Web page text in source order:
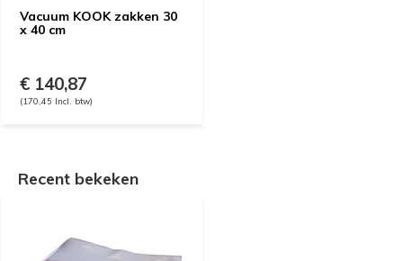
Vacuum KOOK zakken 30
x 40 cm
€ 140,87
(170,45 Incl. btw)
Recent bekeken